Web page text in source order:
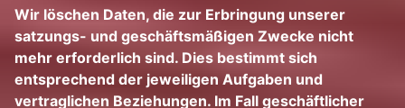
Wir löschen Daten, die zur Erbringung unserer
satzungs- und geschäftsmäßigen Zwecke nicht
mehr erforderlich sind. Dies bestimmt sich
entsprechend der jeweiligen Aufgaben und
vertraglichen Beziehungen. Im Fall geschäftlicher